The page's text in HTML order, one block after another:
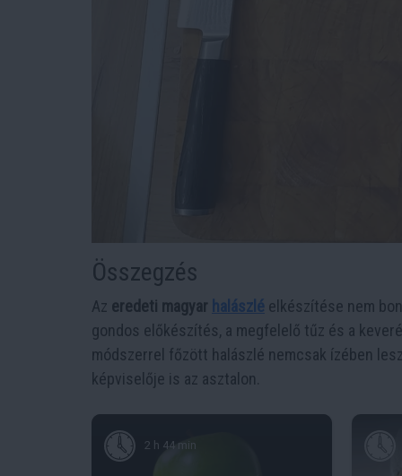
Összegzés
Az eredeti magyar halászlé elkészítése nem
gondos előkészítés, a megfelelő tűz és a
módszerrel főzött halászlé nemcsak ízében
képviselője is az asztalon.
2 h 44 min